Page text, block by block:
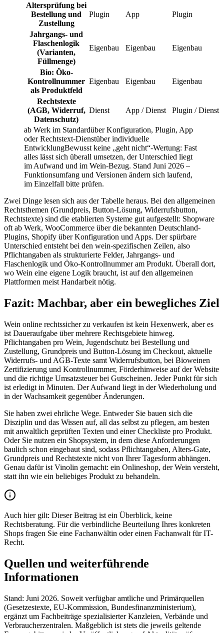
Altersprüfung bei
Bestellung und
Zustellung
Plugin App Plugin
Jahrgangs- und
Flaschenlogik
(Varianten,
Füllmenge)
Eigenbau Eigenbau Eigenbau
Bio: Öko-
Kontrollnummer
als Produktfeld
Eigenbau Eigenbau Eigenbau
Rechtstexte
(AGB, Widerruf,
Datenschutz)
Dienst App / Dienst Plugin / Dienst
ab Werk im Standardüber Konfiguration, Plugin, App
oder Rechtstext-Dienstüber individuelle
EntwicklungBewusst keine „geht nicht“-Wertung: Fast
alles lässt sich überall umsetzen, der Unterschied liegt
im Aufwand und im Wein-Bezug. Stand Juni 2026 –
Funktionsumfang und Versionen ändern sich laufend,
im Einzelfall bitte prüfen.
Zwei Dinge lesen sich aus der Tabelle heraus. Bei den allgemeinen
Rechtsthemen (Grundpreis, Button-Lösung, Widerrufsbutton,
Rechtstexte) sind die etablierten Systeme gut aufgestellt: Shopware
oft ab Werk, WooCommerce über die bekannten Deutschland-
Plugins, Shopify über Konfiguration und Apps. Der spürbare
Unterschied entsteht bei den wein-spezifischen Zeilen, also
Pflichtangaben als strukturierte Felder, Jahrgangs- und
Flaschenlogik und Öko-Kontrollnummer am Produkt. Überall dort,
wo Wein eine eigene Logik braucht, ist auf den allgemeinen
Plattformen meist Handarbeit nötig.
Fazit: Machbar, aber ein bewegliches Ziel
Wein online rechtssicher zu verkaufen ist kein Hexenwerk, aber es
ist Daueraufgabe über mehrere Rechtsgebiete hinweg.
Pflichtangaben pro Wein, Jugendschutz bei Bestellung und
Zustellung, Grundpreis und Button-Lösung im Checkout, aktuelle
Widerrufs- und AGB-Texte samt Widerrufsbutton, bei Bioweinen
Zertifizierung und Kontrollnummer, Förderhinweise auf der Website
und die richtige Umsatzsteuer bei Gutscheinen. Jeder Punkt für sich
ist erledigt in Minuten. Der Aufwand liegt in der Wiederholung und
in der Wachsamkeit gegenüber Änderungen.
Sie haben zwei ehrliche Wege. Entweder Sie bauen sich die
Disziplin und das Wissen auf, all das selbst zu pflegen, am besten
mit anwaltlich geprüften Texten und einer Checkliste pro Produkt.
Oder Sie nutzen ein Shopsystem, in dem diese Anforderungen
baulich schon eingebaut sind, sodass Pflichtangaben, Alters-Gate,
Grundpreis und Rechtstexte nicht von Ihrer Tagesform abhängen.
Genau dafür ist Vinolin gemacht: ein Onlineshop, der Wein versteht,
statt ihn wie ein beliebiges Produkt zu behandeln.
Auch hier gilt: Dieser Beitrag ist ein Überblick, keine
Rechtsberatung. Für die verbindliche Beurteilung Ihres konkreten
Shops fragen Sie eine Fachanwältin oder einen Fachanwalt für IT-
Recht.
Quellen und weiterführende
Informationen
Stand: Juni 2026. Soweit verfügbar amtliche und Primärquellen
(Gesetzestexte, EU-Kommission, Bundesfinanzministerium),
ergänzt um Fachbeiträge spezialisierter Kanzleien, Verbände und
Verbraucherzentralen. Maßgeblich ist stets die jeweils geltende